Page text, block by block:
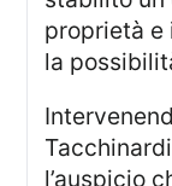
proprietà e
la
l’auspicio